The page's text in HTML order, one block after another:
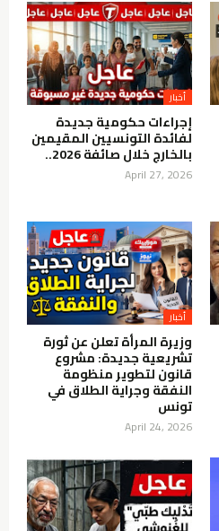
إجراءات حكومية جديدة
لفائدة التونسيين المقيمين
بالخارج خلال صائفة 2026..
April 27, 2026
وزيرة المرأة تعلن عن ثورة
تشريعية جديدة: مشروع
قانون لتطوير منظومة
النفقة وجراية الطلاق في
تونس
April 24, 2026